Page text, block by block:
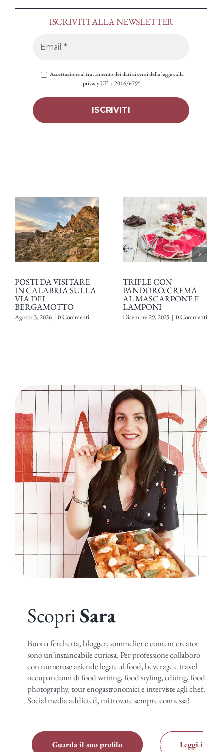
ISCRIVITI ALLA NEWSLETTER
Accettazione al trattamento dei dati ai sensi della legge sulla
privacy UE n. 2016/679*
POSTI DA VISITARE
IN CALABRIA SULLA
VIA DEL
BERGAMOTTO
Agosto 3, 2026 | 0 Commenti
TRIFLE CON
PANDORO, CREMA
AL MASCARPONE E
LAMPONI
Dicembre 29, 2025 | 0 Commenti
ScopriSara
Buona forchetta, blogger, sommelier e content creator
sono un’instancabile curiosa. Per professione collaboro
con numerose aziende legate al food, beverage e travel
occupandomi di food writing, food styling, editing, food
photography, tour enogastronomici e interviste agli chef.
Social media addicted, mi trovate sempre connessa!
Guarda il suo profilo Leggi i